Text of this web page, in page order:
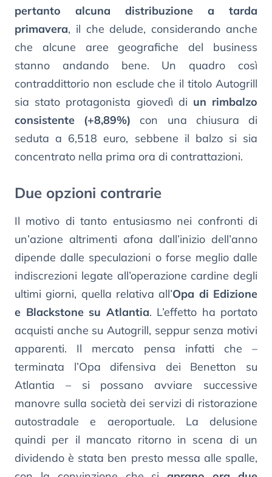
pertanto alcuna distribuzione a tarda
primavera, il che delude, considerando anche
che alcune aree geografiche del business
stanno andando bene. Un quadro così
contraddittorio non esclude che il titolo Autogrill
sia stato protagonista giovedì di un rimbalzo
consistente (+8,89%) con una chiusura di
seduta a 6,518 euro, sebbene il balzo si sia
concentrato nella prima ora di contrattazioni.
Due opzioni contrarie
Il motivo di tanto entusiasmo nei confronti di
un’azione altrimenti afona dall’inizio dell’anno
dipende dalle speculazioni o forse meglio dalle
indiscrezioni legate all’operazione cardine degli
ultimi giorni, quella relativa all’Opa di Edizione
e Blackstone su Atlantia. L’effetto ha portato
acquisti anche su Autogrill, seppur senza motivi
apparenti. Il mercato pensa infatti che –
terminata l’Opa difensiva dei Benetton su
Atlantia – si possano avviare successive
manovre sulla società dei servizi di ristorazione
autostradale e aeroportuale. La delusione
quindi per il mancato ritorno in scena di un
dividendo è stata ben presto messa alle spalle,